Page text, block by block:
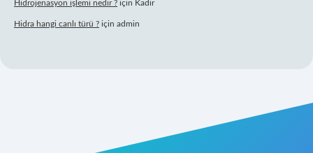
Hidrojenasyon işlemi nedir ? için Kadir
Hidra hangi canlı türü ? için admin